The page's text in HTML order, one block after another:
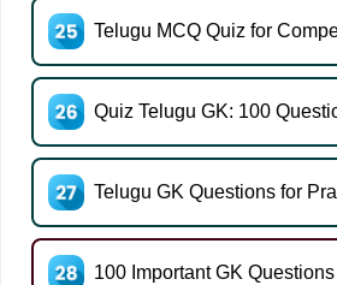
Telugu MCQ Quiz for
Quiz Telugu GK: 100
Telugu GK Questions for
100 Important GK